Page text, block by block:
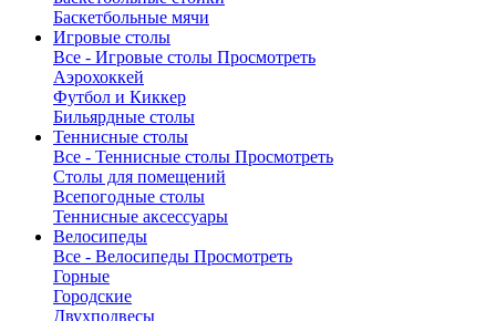
Баскетбольные мячи
Игровые столы
Все - Игровые столы Просмотреть
Аэрохоккей
Футбол и Киккер
Бильярдные столы
Теннисные столы
Все - Теннисные столы Просмотреть
Столы для помещений
Всепогодные столы
Теннисные аксессуары
Велосипеды
Все - Велосипеды Просмотреть
Горные
Городские
Двухподвесы